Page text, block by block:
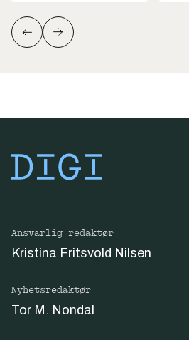
Ansvarlig redaktør
Kristina Fritsvold Nilsen
Nyhetsredaktør
Tor M. Nondal